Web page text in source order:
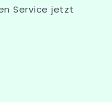
Service jetzt